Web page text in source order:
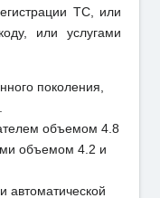
ТС, или
или услугами
поколения,
объемом 4.8
объемом 4.2 и
автоматической